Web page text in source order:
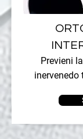
Previeni
inervenedo